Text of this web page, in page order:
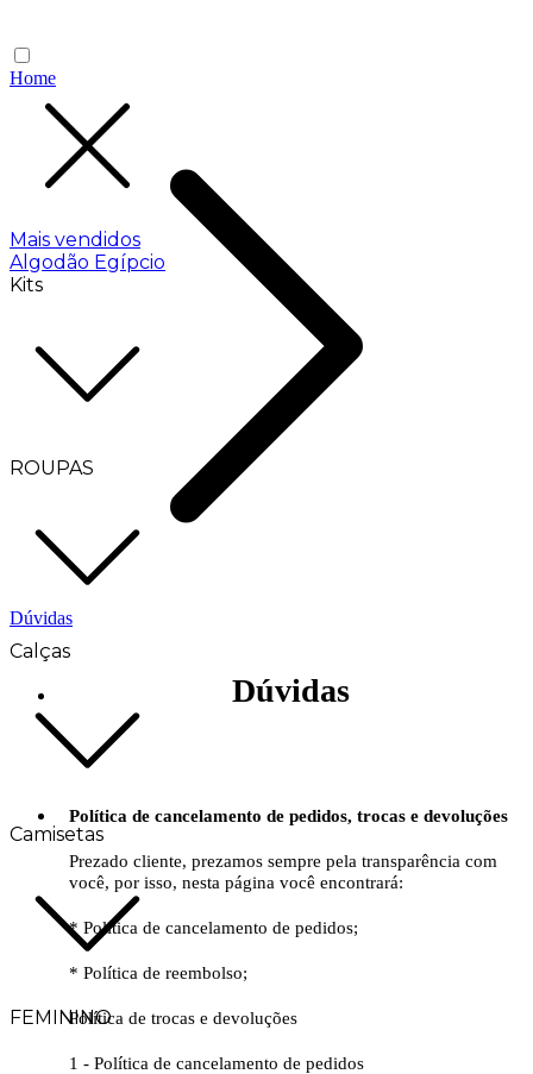
Mais vendidos
Algodão Egípcio
Kits
ROUPAS
Calças
Camisetas
FEMININO
Home
Dúvidas
Dúvidas
Política de cancelamento de pedidos, trocas e devoluções
Prezado cliente, prezamos sempre pela transparência com
você, por isso, nesta página você encontrará:
* Política de cancelamento de pedidos;
* Política de reembolso;
Política de trocas e devoluções
1 - Política de cancelamento de pedidos